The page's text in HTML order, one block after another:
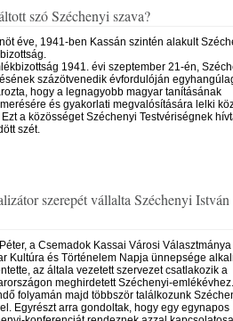
szó Széchenyi szava?
éve, 1941-ben Kassán szintén alakult
1941. évi szeptember 21-én,
százötvenedik évfordulóján
hogy a legnagyobb magyar tanításának
és gyakorlati megvalósítására lelki
a közösséget Széchenyi Testvériségnek
szét.
szerepét vállalta Széchenyi István
a Csemadok Kassai Városi
Kultúra és Történelem Napja ünnepsége
az általa vezetett szervezet csatlakozik a
meghirdetett Széchenyi-
folyamán majd többször találkozunk
Egyrészt arra gondoltak, hogy egy egynapos